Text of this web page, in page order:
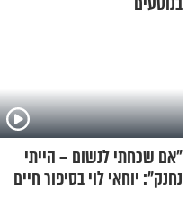
"אם שכחתי לנשום – הייתי
נחנק": יוחאי לוי בסיפור חיים